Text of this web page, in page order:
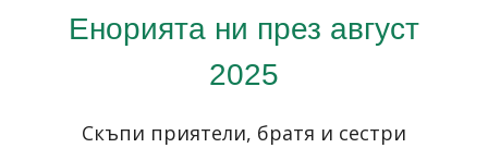
Енорията ни през август
2025
Скъпи приятели, братя и сестри